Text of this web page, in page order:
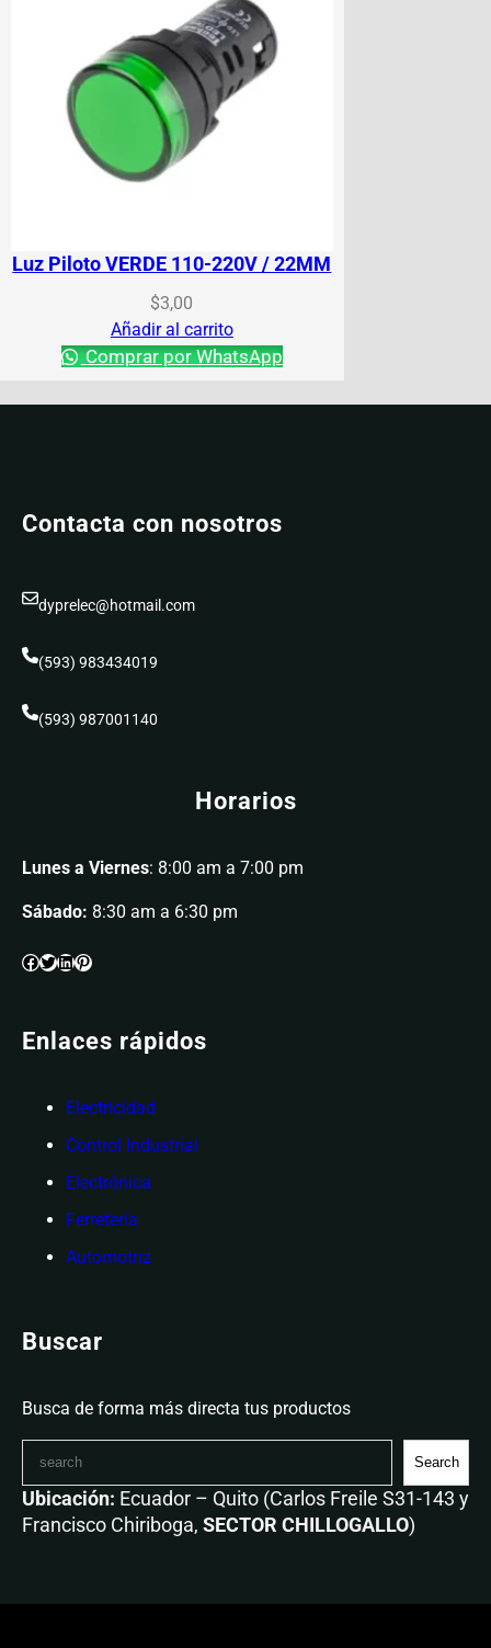
Luz Piloto VERDE 110-220V / 22MM
$3,00
Añadir al carrito
Comprar por WhatsApp
Contacta con nosotros
dyprelec@hotmail.com
(593) 983434019
(593) 987001140
Horarios
Lunes a Viernes: 8:00 am a 7:00 pm
Sábado: 8:30 am a 6:30 pm
Enlaces rápidos
Electricidad
Control Industrial
Electrónica
Ferretería
Automotriz
Buscar
Busca de forma más directa tus productos
Search
Ubicación: Ecuador – Quito (Carlos Freile S31-143 y
Francisco Chiriboga, SECTOR CHILLOGALLO)